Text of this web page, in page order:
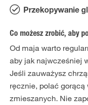
Przekopywanie
Co możesz zrobić, aby
Od maja warto
aby jak najwcześniej
Jeśli zauważysz
ręcznie, polać
zmieszanych. Nie